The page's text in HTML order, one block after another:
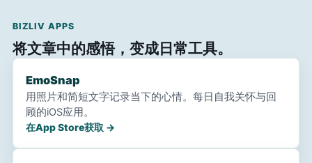
BIZLIV APPS
将文章中的感悟，变成日常工具。
EmoSnap
用照片和简短文字记录当下的心情。每日自我关怀与回
顾的iOS应用。
在App Store获取 →